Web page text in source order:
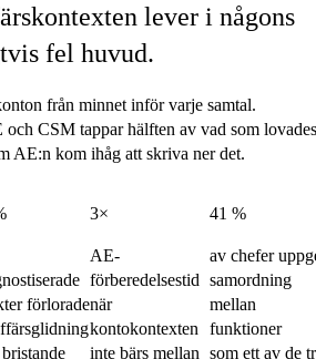
lever i någons
fel huvud.
från minnet inför varje samtal.
CSM tappar hälften av vad som
AE:n kom ihåg att skriva ner det.
förlorade
3×
AE-
förberedelsestid
när
kontokontexten
inte bärs mellan
41 %
av chefer
samordning
mellan
funktioner
som ett av de